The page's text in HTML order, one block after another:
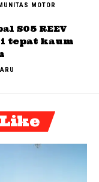
MOTOR
S05 REEV
tepat kaum